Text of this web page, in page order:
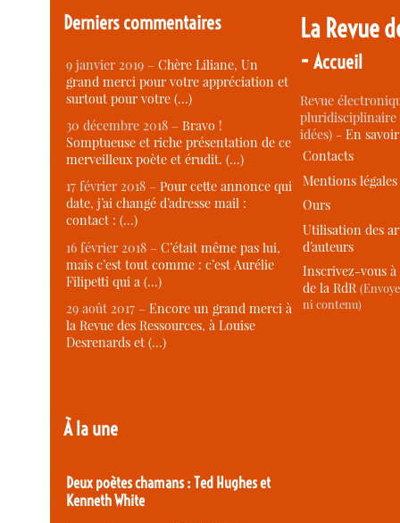
Derniers commentaires
9 janvier 2019 –Chère Liliane, Un
grand merci pour votre appréciation et
surtout pour votre (…)
30 décembre 2018 –Bravo !
Somptueuse et riche présentation de ce
merveilleux poète et érudit. (…)
17 février 2018 –Pour cette annonce qui
date, j’ai changé d’adresse mail :
contact : (…)
16 février 2018 –C’était même pas lui,
mais c’est tout comme : c’est Aurélie
Filipetti qui a (…)
29 août 2017 –Encore un grand merci à
la Revue des Ressources, à Louise
Desrenards et (…)
À la une
Deux poètes chamans : Ted Hughes et
Kenneth White
La Revue
-Accueil
Revue
idées) -En
Contacts
Mentions légales
Ours
Utilisation des
d’auteurs
Inscrivez-vous
de la RdR
ni contenu)